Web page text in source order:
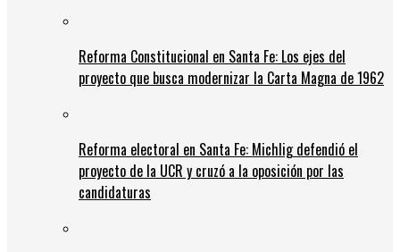
Reforma Constitucional en Santa Fe: Los ejes del
proyecto que busca modernizar la Carta Magna de 1962
Reforma electoral en Santa Fe: Michlig defendió el
proyecto de la UCR y cruzó a la oposición por las
candidaturas